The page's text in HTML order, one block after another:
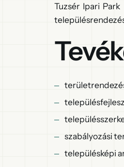
Tuzsér Ipari
szabályozási
településképi